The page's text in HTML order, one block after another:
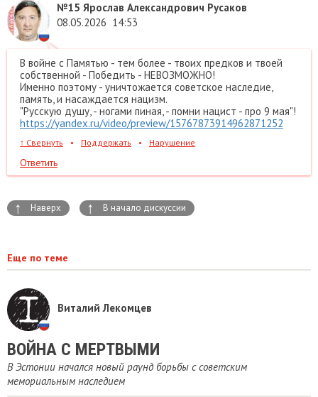
№15 Ярослав Александрович Русаков
08.05.2026 14:53
В войне с Памятью - тем более - твоих предков и твоей
собственной - Победить - НЕВОЗМОЖНО!
Именно поэтому - уничтожается советское наследие,
память, и насаждается нацизм.
"Русскую душу, - ногами пиная, - помни нацист - про 9 мая"!
https://yandex.ru/video/preview/15767873914962871252
↑ Свернуть • Поддержать • Нарушение
Ответить
↑ Наверх ↑ В начало дискуссии
Еще по теме
Виталий Лекомцев
ВОЙНА С МЕРТВЫМИ
В Эстонии начался новый раунд борьбы с советским
мемориальным наследием